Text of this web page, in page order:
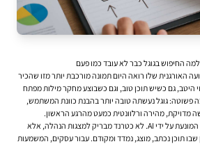
האורגנית שלו רואה היום תמונה מורכבת יותר מזו שהכיר
היטב, גם כשיש תוכן טוב, וגם כשבוצע מחקר מילות מפתח
פשוטה: גוגל נעשתה טובה יותר בהבנת כוונת המשתמש,
מדויקת, מהירה ורלוונטית כמעט מהרגע הראשון.
כאן בדיוק נכנסת הפרסונליזציה המונעת על ידי AI. לא כטרנד מבריק למצגות הנהלה, אלא
תוכן נכתב, מוצג, נמדד ומקודם. עבור עסקים, המשמעות